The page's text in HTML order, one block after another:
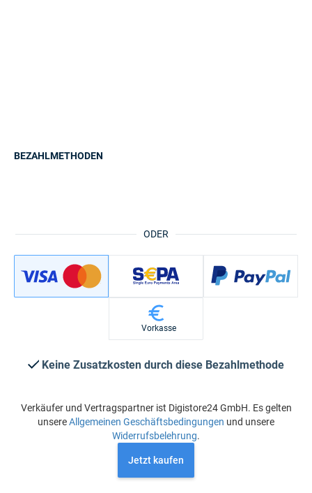
ODER
BEZAHLMETHODEN
Vorkasse
Keine Zusatzkosten durch diese Bezahlmethode
Verkäufer und Vertragspartner ist Digistore24 GmbH. Es gelten
unsereAllgemeinen Geschäftsbedingungen und unsere
Widerrufsbelehrung.
Jetzt kaufen